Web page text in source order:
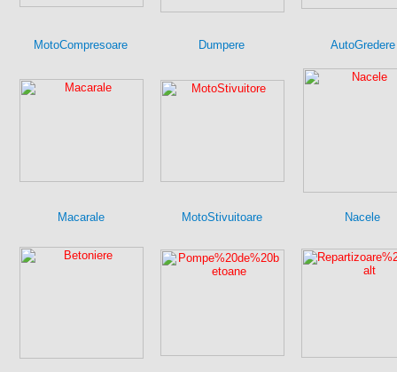
MotoCompresoare Dumpere AutoGredere
Macarale MotoStivuitoare Nacele